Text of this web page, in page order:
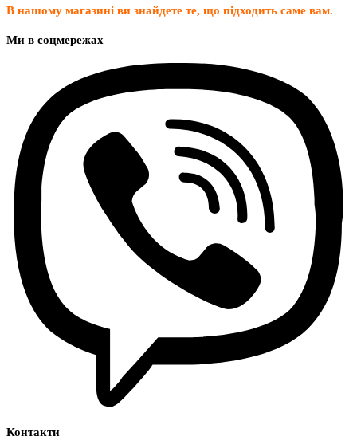
В нашому магазині ви знайдете те, що підходить саме вам.
Ми в соцмережах
Контакти